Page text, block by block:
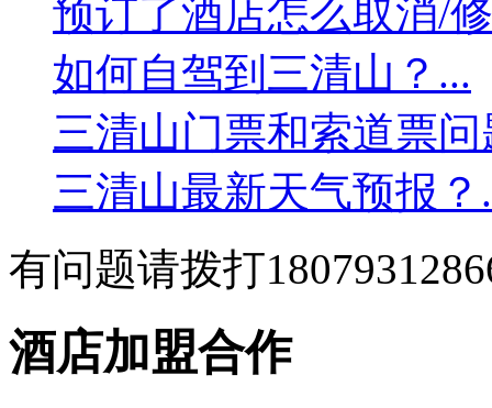
预订了酒店怎么取消/
如何自驾到三清山？...
三清山门票和索道票问
三清山最新天气预报？
有问题请拨打
酒店加盟合作